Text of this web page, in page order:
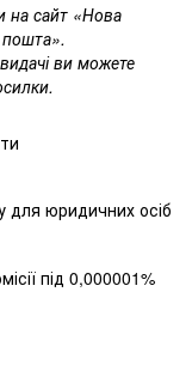
на сайт «Нова
ви можете
для юридичних осіб
під 0,000001%